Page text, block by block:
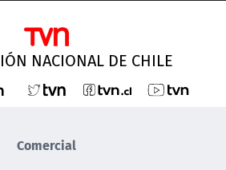
NACIONAL DE CHILE
Comercial